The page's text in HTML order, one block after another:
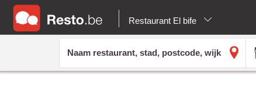
Restaurant El bife